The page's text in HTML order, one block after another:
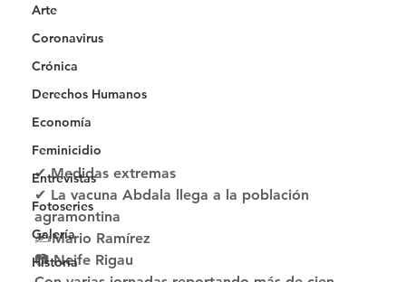
Arte
Coronavirus
Crónica
Derechos Humanos
Economía
Feminicidio
Entrevistas
Fotoseries
Galería
Historia
✔ Medidas extremas
✔ La vacuna Abdala llega a la población
agramontina
✍Mario Ramírez
📷 Neife Rigau